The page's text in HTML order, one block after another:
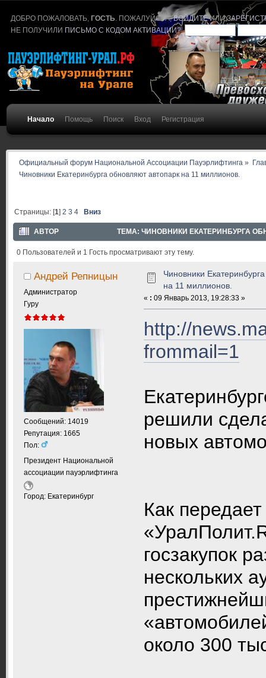
ДОБРО ПОЖАЛОВАТЬ,ГОСТЬ . ПОЖАЛУЙСТА,ВОЙДИТЕИЛИ
НЕ ПОЛУЧИЛИ ПИСЬМО С КОДОМ АКТИВАЦИИ?
Начало Помощь Поиск Вход Регистрация
Официальный форум Национальной Ассоциации Пауэрлифтинга »
Чиновники Екатеринбурга обновляют автопарк на 11 миллионов.
Страницы: [1]2 3 4 Вниз
АВТОР ТЕМА: ЧИНОВНИКИ ЕКАТЕРИНБУРГА
0 Пользователей и 1 Гость просматривают эту тему.
Андрей Репницын
Администратор
Гуру
Сообщений: 14019
Репутация: 1665
Пол:
Президент Национальной
ассоциации пауэрлифтинга
Город: Екатеринбург
Чиновники
на 11 миллионов.
« : 09 Январь 2013, 19:28:33 »
http://
frommail=1
решили
новых
Как
госзакупок
нескольких
около 300